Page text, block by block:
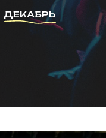
ДЕКАБРЬ